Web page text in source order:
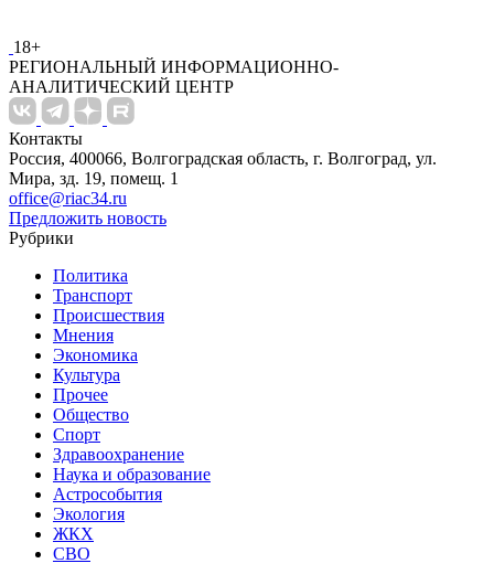
18+
РЕГИОНАЛЬНЫЙ ИНФОРМАЦИОННО-
АНАЛИТИЧЕСКИЙ ЦЕНТР
Контакты
Россия, 400066, Волгоградская область, г. Волгоград, ул.
Мира, зд. 19, помещ. 1
office@riac34.ru
Предложить новость
Рубрики
Политика
Транспорт
Происшествия
Мнения
Экономика
Культура
Прочее
Общество
Спорт
Здравоохранение
Наука и образование
Астрособытия
Экология
ЖКХ
СВО